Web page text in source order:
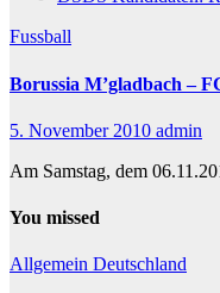
Fussball
Borussia M’gladbach –
5. November 2010 admin
Am Samstag, dem
You missed
Allgemein Deutschland